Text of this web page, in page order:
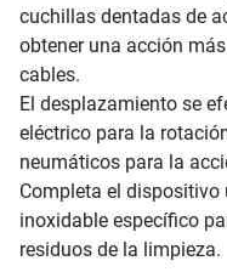
cuchillas dentadas de
obtener una acción
cables.
El desplazamiento se
eléctrico para la
neumáticos para la
Completa el dispositivo
inoxidable específico
residuos de la limpieza.